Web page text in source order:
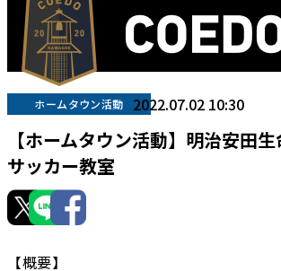
ホームタウン活動 2022.07.02 10:30
【ホームタウン活動】明治安田
サッカー教室
【概要】